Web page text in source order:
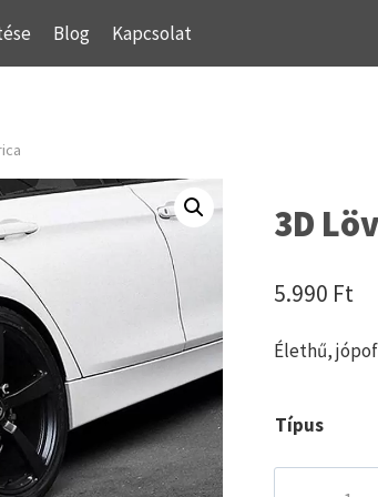
Blog Kapcsolat
3D
5.990 Ft
Élethű,
Típus